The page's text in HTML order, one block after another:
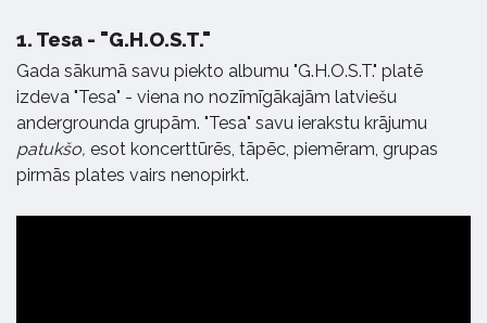
1. Tesa - "G.H.O.S.T."
Gada sākumā savu piekto albumu "G.H.O.S.T." platē
izdeva "Tesa" - viena no nozīmīgākajām latviešu
andergrounda grupām. "Tesa" savu ierakstu krājumu
patukšo, esot koncerttūrēs, tāpēc, piemēram, grupas
pirmās plates vairs nenopirkt.